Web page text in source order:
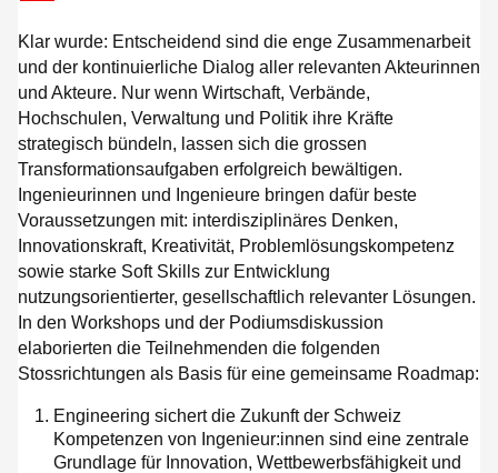
Klar wurde: Entscheidend sind die enge Zusammenarbeit
und der kontinuierliche Dialog aller relevanten Akteurinnen
und Akteure. Nur wenn Wirtschaft, Verbände,
Hochschulen, Verwaltung und Politik ihre Kräfte
strategisch bündeln, lassen sich die grossen
Transformationsaufgaben erfolgreich bewältigen.
Ingenieurinnen und Ingenieure bringen dafür beste
Voraussetzungen mit: interdisziplinäres Denken,
Innovationskraft, Kreativität, Problemlösungskompetenz
sowie starke Soft Skills zur Entwicklung
nutzungsorientierter, gesellschaftlich relevanter Lösungen.
In den Workshops und der Podiumsdiskussion
elaborierten die Teilnehmenden die folgenden
Stossrichtungen als Basis für eine gemeinsame Roadmap:
Engineering sichert die Zukunft der Schweiz
Kompetenzen von Ingenieur:innen sind eine zentrale
Grundlage für Innovation, Wettbewerbsfähigkeit und